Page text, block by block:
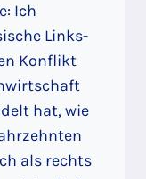
Ich
Links-
Konflikt
hat, wie
als rechts